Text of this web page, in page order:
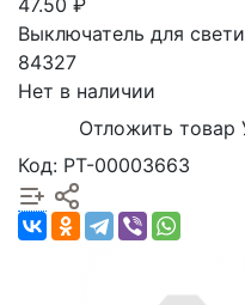
Выключатель для
84327
Нет в наличии
Отложить товар
Код: РТ-00003663